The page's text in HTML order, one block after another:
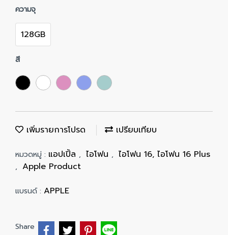
ความจุ
128GB
สี
เพิ่มรายการโปรด เปรียบเทียบ
หมวดหมู่ : แอปเปิ้ล , ไอโฟน , ไอโฟน 16, ไอโฟน 16 Plus
, Apple Product
แบรนด์ : APPLE
Share